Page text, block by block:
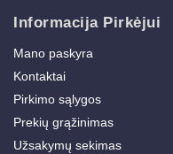
Informacija Pirkėjui
Mano paskyra
Kontaktai
Pirkimo sąlygos
Prekių grąžinimas
Užsakymų sekimas